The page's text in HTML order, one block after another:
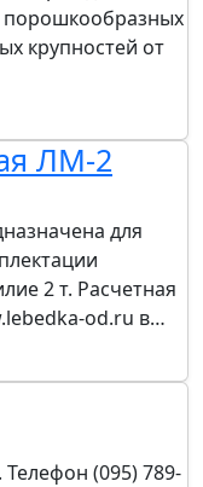
порошкообразных
крупностей от
ЛМ-2
для
2 т. Расчетная
od.ru в…
(095) 789-